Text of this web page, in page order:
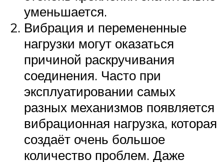
уменьшается.
Вибрация и перемененные
нагрузки могут оказаться
причиной раскручивания
соединения. Часто при
эксплуатировании самых
разных механизмов появляется
вибрационная нагрузка, которая
создаёт очень большое
количество проблем. Даже